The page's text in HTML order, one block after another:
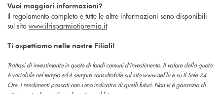
Vuoi maggiori informazioni?
Il regolamento completo e tutte le altre informazioni sono disponibili
sul sito www.ilrisparmiotipremia.it
Ti aspettiamo nelle nostre Filiali!
Trattasi di investimento in quote di fondi comuni d’investimento. Il valore della quota
è variabile nel tempo ed è sempre consultabile sul sitowww.nef.lue su Il Sole 24
Ore. I rendimenti passati non sono indicativi di quelli futuri. Non vi è garanzia di